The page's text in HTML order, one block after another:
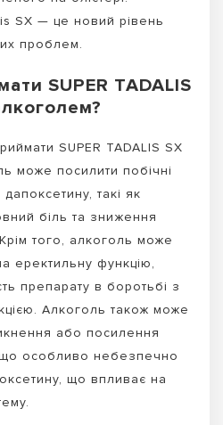
SX — це новий рівень
проблем.
SUPER TADALIS
SUPER TADALIS SX
може посилити побічні
такі як
біль та зниження
того, алкоголь може
еректильну функцію,
препарату в боротьбі з
Алкоголь також може
або посилення
особливо небезпечно
що впливає на